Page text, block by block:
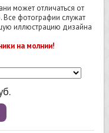
может отличаться от
фотографии служат
иллюстрацию дизайна
на молнии!